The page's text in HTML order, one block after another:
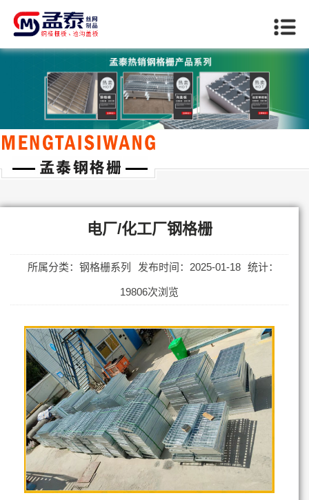
当前位置：首页>>钢格栅系列
电厂/化工厂钢格栅
所属分类：钢格栅系列 发布时间：2025-01-18 统计：
19806次浏览